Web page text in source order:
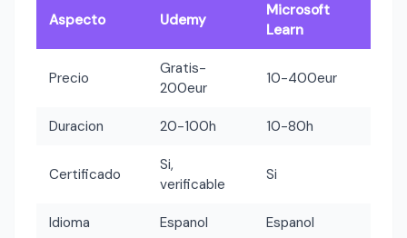
Aspecto Udemy
Microsoft
Learn
Precio
Gratis-
200eur
10-400eur
Duracion 20-100h 10-80h
Certificado
Si,
verificable
Si
Idioma Espanol Espanol